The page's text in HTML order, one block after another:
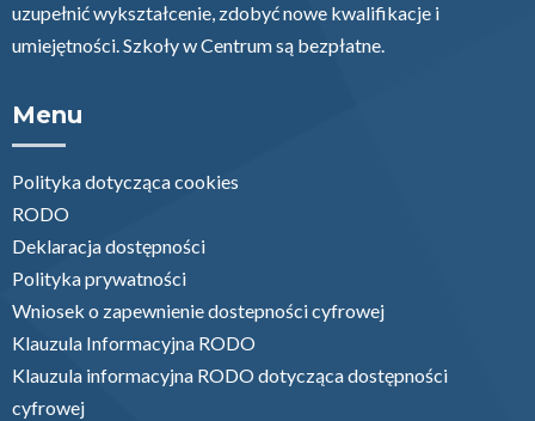
uzupełnić wykształcenie, zdobyć nowe kwalifikacje i
umiejętności. Szkoły w Centrum są bezpłatne.
Menu
Polityka dotycząca cookies
RODO
Deklaracja dostępności
Polityka prywatności
Wniosek o zapewnienie dostepności cyfrowej
Klauzula Informacyjna RODO
Klauzula informacyjna RODO dotycząca dostępności
cyfrowej